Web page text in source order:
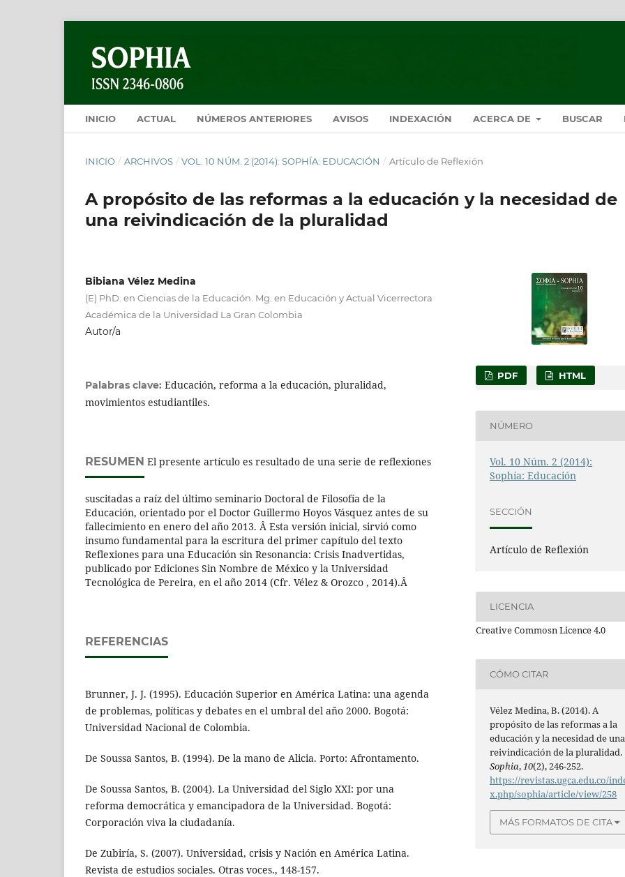
INICIO ACTUAL NÚMEROS ANTERIORES AVISOS INDEXACIÓN ACERCA DE BUSCAR
INICIO / ARCHIVOS / VOL. 10 NÚM. 2 (2014): SOPHÍA: EDUCACIÓN / Artículo de Reflexión
A propósito de las reformas a la educación y la necesidad de
una reivindicación de la pluralidad
Bibiana Vélez Medina
(E) PhD. en Ciencias de la Educación. Mg. en Educación y Actual Vicerrectora
Académica de la Universidad La Gran Colombia
Autor/a
Palabras clave: Educación, reforma a la educación, pluralidad,
movimientos estudiantiles.
RESUMEN El presente artículo es resultado de una serie de reflexiones
suscitadas a raíz del último seminario Doctoral de Filosofía de la
Educación, orientado por el Doctor Guillermo Hoyos Vásquez antes de su
fallecimiento en enero del año 2013. Â Esta versión inicial, sirvió como
insumo fundamental para la escritura del primer capítulo del texto
Reflexiones para una Educación sin Resonancia: Crisis Inadvertidas,
publicado por Ediciones Sin Nombre de México y la Universidad
Tecnológica de Pereira, en el año 2014 (Cfr. Vélez & Orozco , 2014).Â
REFERENCIAS
Brunner, J. J. (1995). Educación Superior en América Latina: una agenda
de problemas, políticas y debates en el umbral del año 2000. Bogotá:
Universidad Nacional de Colombia.
De Soussa Santos, B. (1994). De la mano de Alicia. Porto: Afrontamento.
De Soussa Santos, B. (2004). La Universidad del Siglo XXI: por una
reforma democrática y emancipadora de la Universidad. Bogotá:
Corporación viva la ciudadanía.
De Zubiría, S. (2007). Universidad, crisis y Nación en América Latina.
Revista de estudios sociales. Otras voces., 148-157.
PDF HTML
NÚMERO
Vol. 10 Núm. 2 (2014):
Sophía: Educación
SECCIÓN
Artículo de Reflexión
LICENCIA
Creative Commosn Licence 4.0
CÓMO CITAR
Vélez Medina, B. (2014). A
propósito de las reformas a la
educación y la necesidad de una
reivindicación de la pluralidad.
Sophia,10(2), 246-252.
https://revistas.ugca.edu.co/
x.php/sophia/article/view/258
MÁS FORMATOS DE CITA